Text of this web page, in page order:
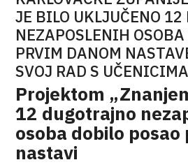
JE BILO UKLJUČENO 12
NEZAPOSLENIH OSOBA
PRVIM DANOM
SVOJ RAD S
Projektom
12 dugotrajno
osoba dobilo posao
nastavi